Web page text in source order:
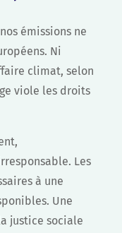
émissions ne
Ni
climat, selon
viole les droits
Les
à une
Une
justice sociale